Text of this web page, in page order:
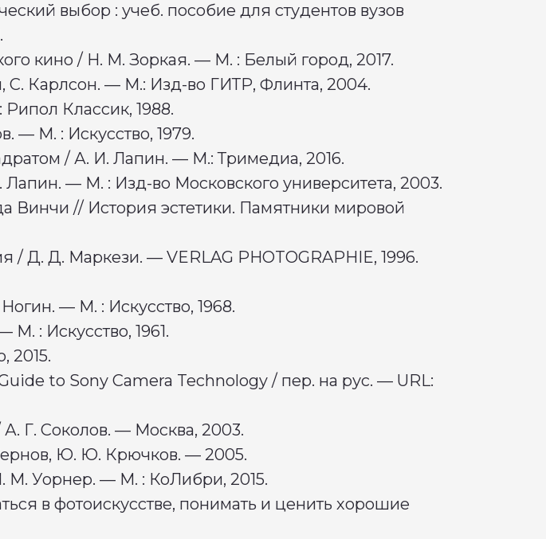
выбор : учеб. пособие для студентов вузов
кино / Н. М. Зоркая. — М. : Белый город, 2017.
С. Карлсон. — М.: Изд-во ГИТР, Флинта, 2004.
Классик, 1988.
— М. : Искусство, 1979.
/ А. И. Лапин. — М.: Тримедиа, 2016.
— М. : Изд-во Московского университета, 2003.
Винчи // История эстетики. Памятники мировой
Д. Д. Маркези. — VERLAG PHOTOGRAPHIE, 1996.
— М. : Искусство, 1968.
: Искусство, 1961.
2015.
to Sony Camera Technology / пер. на рус. — URL:
Г. Соколов. — Москва, 2003.
Ю. Ю. Крючков. — 2005.
Уорнер. — М. : КоЛибри, 2015.
в фотоискусстве, понимать и ценить хорошие